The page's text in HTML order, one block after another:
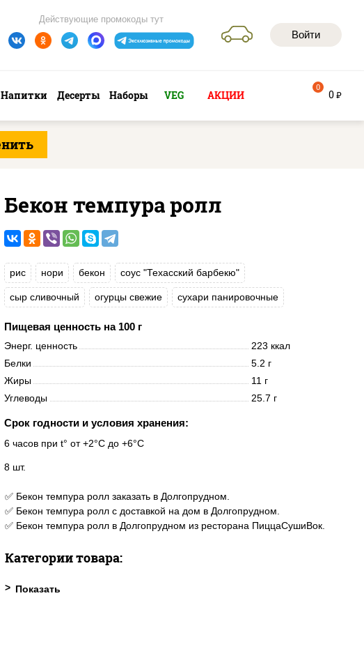
Войти
Действующие промокоды тут
Напитки Десерты Наборы VEG АКЦИИ 0 руб
0
Бекон темпура ролл
рис нори бекон соус "Техасский барбекю"
сыр сливочный огурцы свежие сухари панировочные
Пищевая ценность на 100 г
Энерг. ценность
223 ккал
Белки
5.2 г
Жиры
11 г
Углеводы
25.7 г
Срок годности и условия хранения:
6 часов при t° от +2°C до +6°C
8 шт.
✅ Бекон темпура ролл заказать в Долгопрудном.
✅ Бекон темпура ролл с доставкой на дом в Долгопрудном.
✅ Бекон темпура ролл в Долгопрудном из ресторана ПиццаСушиВок.
Категории товара: